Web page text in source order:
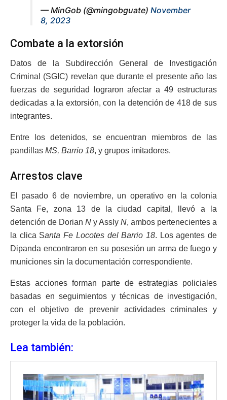
— MinGob (@mingobguate) November
8, 2023
Combate a la extorsión
Datos de la Subdirección General de Investigación
Criminal (SGIC) revelan que durante el presente año las
fuerzas de seguridad lograron afectar a 49 estructuras
dedicadas a la extorsión, con la detención de 418 de sus
integrantes.
Entre los detenidos, se encuentran miembros de las
pandillas MS, Barrio 18, y grupos imitadores.
Arrestos clave
El pasado 6 de noviembre, un operativo en la colonia
Santa Fe, zona 13 de la ciudad capital, llevó a la
detención de Dorian N y Assly N, ambos pertenecientes a
la clica Santa Fe Locotes del Barrio 18. Los agentes de
Dipanda encontraron en su posesión un arma de fuego y
municiones sin la documentación correspondiente.
Estas acciones forman parte de estrategias policiales
basadas en seguimientos y técnicas de investigación,
con el objetivo de prevenir actividades criminales y
proteger la vida de la población.
Lea también: